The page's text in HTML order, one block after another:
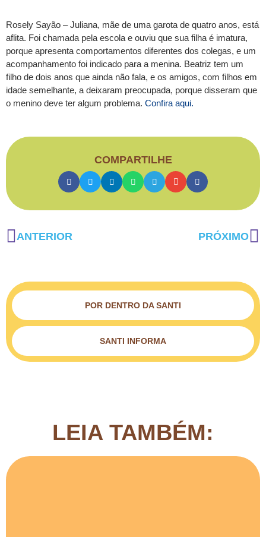
POR DENTRO DA SANTI
SANTI INFORMA
Rosely Sayão – Juliana, mãe de uma garota de quatro anos, está
aflita. Foi chamada pela escola e ouviu que sua filha é imatura,
porque apresenta comportamentos diferentes dos colegas, e um
acompanhamento foi indicado para a menina. Beatriz tem um
filho de dois anos que ainda não fala, e os amigos, com filhos em
idade semelhante, a deixaram preocupada, porque disseram que
o menino deve ter algum problema. Confira aqui.
COMPARTILHE
ANTERIOR PRÓXIMO
LEIA TAMBÉM: